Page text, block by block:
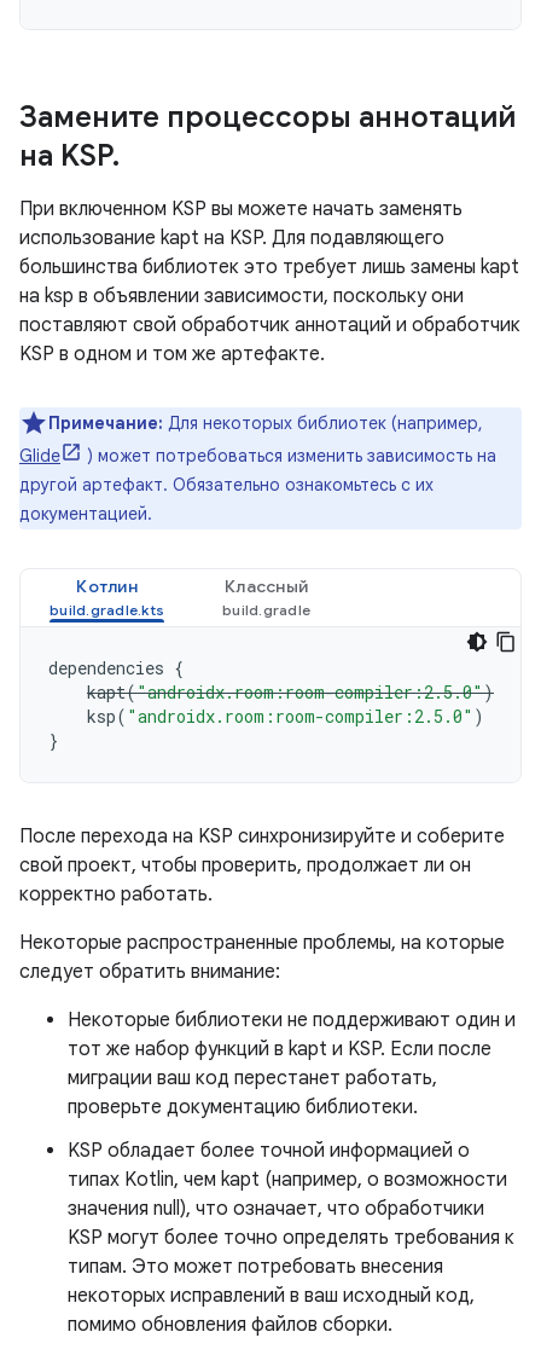
Замените процессоры аннотаций
на KSP.
При включенном KSP вы можете начать заменять
использование kapt на KSP. Для подавляющего
большинства библиотек это требует лишь замены kapt
на ksp в объявлении зависимости, поскольку они
поставляют свой обработчик аннотаций и обработчик
KSP в одном и том же артефакте.
Примечание: Для некоторых библиотек (например,
Glide
) может потребоваться изменить зависимость на
другой артефакт. Обязательно ознакомьтесь с их
документацией.
Котлин Классный
dependencies {
kapt("androidx.room:room-compiler:2.5.0")
ksp( "androidx.room:room-compiler:2.5.0" )
}
После перехода на KSP синхронизируйте и соберите
свой проект, чтобы проверить, продолжает ли он
корректно работать.
Некоторые распространенные проблемы, на которые
следует обратить внимание:
Некоторые библиотеки не поддерживают один и
тот же набор функций в kapt и KSP. Если после
миграции ваш код перестанет работать,
проверьте документацию библиотеки.
KSP обладает более точной информацией о
типах Kotlin, чем kapt (например, о возможности
значения null), что означает, что обработчики
KSP могут более точно определять требования к
типам. Это может потребовать внесения
некоторых исправлений в ваш исходный код,
помимо обновления файлов сборки.